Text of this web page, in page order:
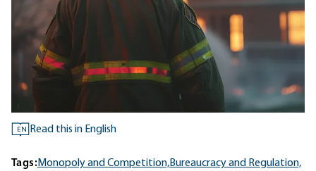
EN Read this in English
Tags:Monopoly and Competition,Bureaucracy and Regulation,